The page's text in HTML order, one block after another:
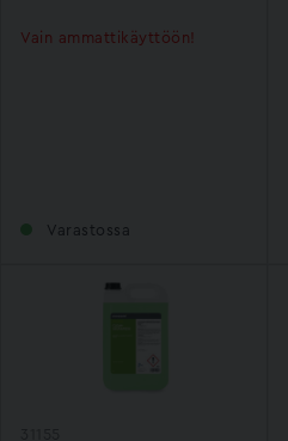
Varastossa
Vain ammattikäyttöön!